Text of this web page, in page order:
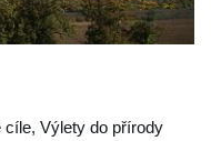
cíle, Výlety do přírody